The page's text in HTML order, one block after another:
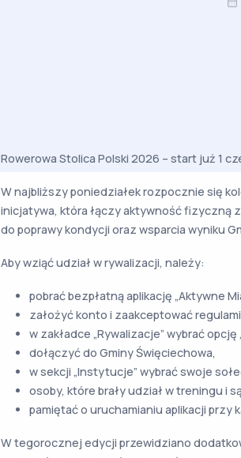
Rowerowa Stolica Polski 2026 – start już 1
W najbliższy poniedziałek rozpocznie się
inicjatywa, która łączy aktywność fizyczną
do poprawy kondycji oraz wsparcia wyniku
Aby wziąć udział w rywalizacji, należy:
pobrać bezpłatną aplikację „Aktywne
założyć konto i zaakceptować
w zakładce „Rywalizacje” wybrać opcję
dołączyć do Gminy Święciechowa,
w sekcji „Instytucje” wybrać swoje
osoby, które brały udział w treningu i
pamiętać o uruchamianiu aplikacji przy
W tegorocznej edycji przewidziano